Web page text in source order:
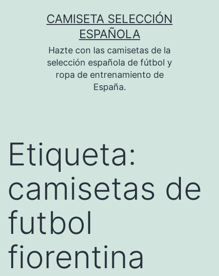
CAMISETA SELECCIÓN
ESPAÑOLA
Hazte con las camisetas de la
selección española de fútbol y
ropa de entrenamiento de
España.
Etiqueta:
camisetas de
futbol
fiorentina